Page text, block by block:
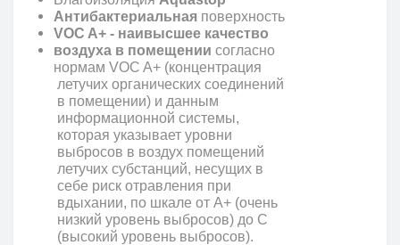
Антибактериальная поверхность
VOC A+ - наивысшее качество
воздуха в помещении согласно
нормам VOC A+ (концентрация
летучих органических соединений
в помещении) и данным
информационной системы,
которая указывает уровни
выбросов в воздух помещений
летучих субстанций, несущих в
себе риск отравления при
вдыхании, по шкале от A+ (очень
низкий уровень выбросов) до С
(высокий уровень выбросов).